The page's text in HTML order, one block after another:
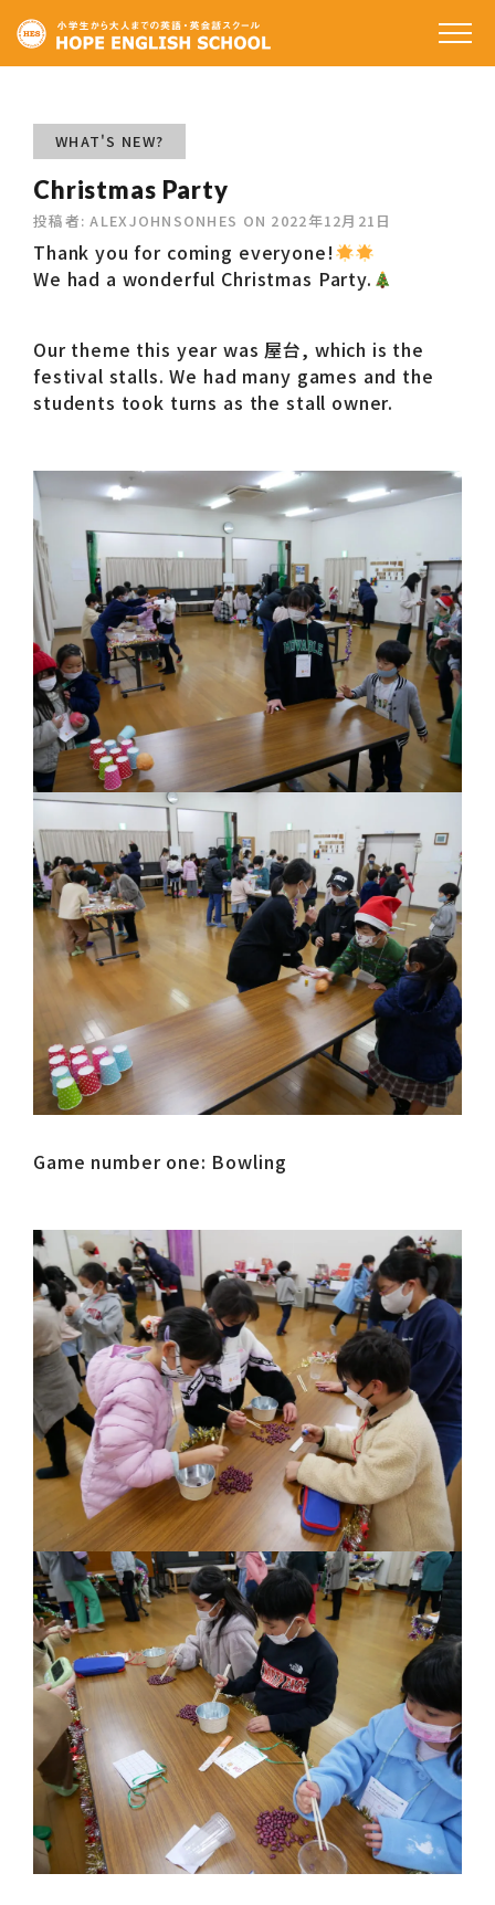
コースと料金
講師のご紹介
アクセス
WHAT'S NEW?
Christmas Party
投稿者: ALEXJOHNSONHES ON 2022年12月21日
Thank you for coming everyone!
We had a wonderful Christmas Party.
Our theme this year was 屋台, which is the
festival stalls. We had many games and the
students took turns as the stall owner.
Game number one: Bowling